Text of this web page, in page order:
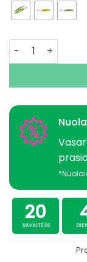
produkto kiekis:
20
SAVAITĖSS